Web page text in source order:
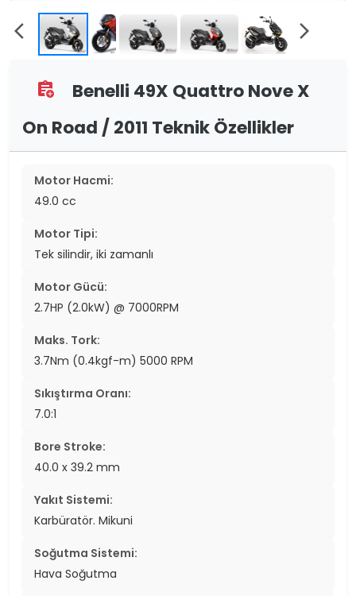
arrow_back_ios arrow_forward_ios
assignment_add
Benelli 49X Quattro Nove X
On Road / 2011 Teknik Özellikler
Motor Hacmi:
49.0 cc
Motor Tipi:
Tek silindir, iki zamanlı
Motor Gücü:
2.7HP (2.0kW) @ 7000RPM
Maks. Tork:
3.7Nm (0.4kgf-m) 5000 RPM
Sıkıştırma Oranı:
7.0:1
Bore Stroke:
40.0 x 39.2 mm
Yakıt Sistemi:
Karbüratör. Mikuni
Soğutma Sistemi:
Hava Soğutma